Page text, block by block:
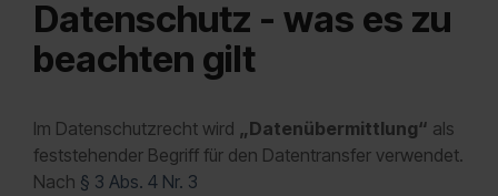
Datenschutz - was es zu
beachten gilt
Im Datenschutzrecht wird „Datenübermittlung“ als
feststehender Begriff für den Datentransfer verwendet.
Nach § 3 Abs. 4 Nr. 3